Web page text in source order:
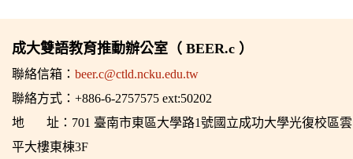
成大雙語教育推動辦公室（ BEER.c ）
聯絡信箱： beer.c@ctld.ncku.edu.tw
聯絡方式：+886-6-2757575 ext:50202
地 址：701 臺南市東區大學路1號國立成功大學光復校區雲
平大樓東棟3F